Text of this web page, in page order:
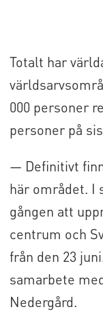
Totalt har
000 personer
personer på
— Definitivt
här området. I
gången att
centrum och
från den 23
samarbete
Nedergård.